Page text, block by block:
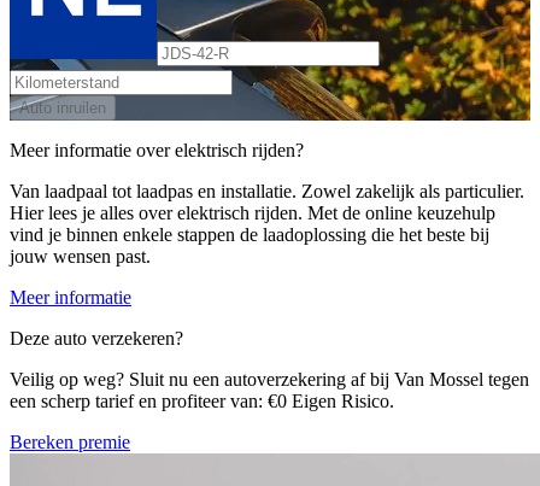
Auto inruilen
Meer informatie over elektrisch rijden?
Van laadpaal tot laadpas en installatie. Zowel zakelijk als particulier.
Hier lees je alles over elektrisch rijden. Met de online keuzehulp
vind je binnen enkele stappen de laadoplossing die het beste bij
jouw wensen past.
Meer informatie
Deze auto verzekeren?
Veilig op weg? Sluit nu een autoverzekering af bij Van Mossel tegen
een scherp tarief en profiteer van: €0 Eigen Risico.
Bereken premie